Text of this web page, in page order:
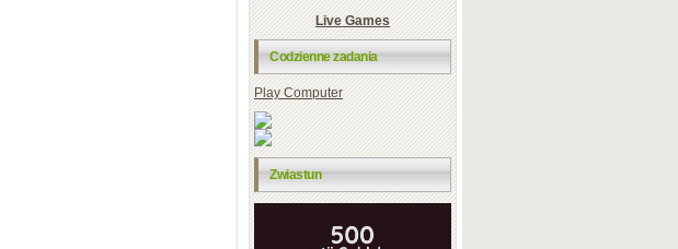
Live Games
Codzienne zadania
Play Computer
Zwiastun